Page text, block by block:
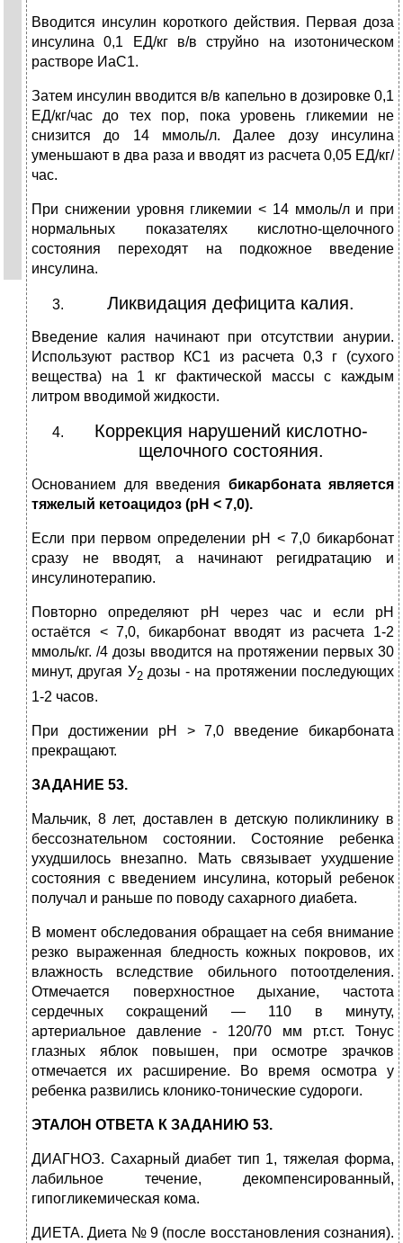
Вводится инсулин короткого действия. Первая доза
инсулина 0,1 ЕД/кг в/в струйно на изотоническом
растворе ИаС1.
Затем инсулин вводится в/в капельно в дозировке 0,1
ЕД/кг/час до тех пор, пока уровень гликемии не
снизится до 14 ммоль/л. Далее дозу инсулина
уменьшают в два раза и вводят из расчета 0,05 ЕД/кг/
час.
При снижении уровня гликемии < 14 ммоль/л и при
нормальных показателях кислотно-щелочного
состояния переходят на подкожное введение
инсулина.
Ликвидация дефицита калия.
Введение калия начинают при отсутствии анурии.
Используют раствор КС1 из расчета 0,3 г (сухого
вещества) на 1 кг фактической массы с каждым
литром вводимой жидкости.
Коррекция нарушений кислотно-
щелочного состояния.
Основанием для введения бикарбоната является
тяжелый кетоацидоз (рН < 7,0).
Если при первом определении рН < 7,0 бикарбонат
сразу не вводят, а начинают регидратацию и
инсулинотерапию.
Повторно определяют рН через час и если рН
остаётся < 7,0, бикарбонат вводят из расчета 1-2
ммоль/кг. /4 дозы вводится на протяжении первых 30
минут, другая У2 дозы - на протяжении последующих
1-2 часов.
При достижении рН > 7,0 введение бикарбоната
прекращают.
ЗАДАНИЕ 53.
Мальчик, 8 лет, доставлен в детскую поликлинику в
бессознательном состоянии. Состояние ребенка
ухудшилось внезапно. Мать связывает ухудшение
состояния с введением инсулина, который ребенок
получал и раньше по поводу сахарного диабета.
В момент обследования обращает на себя внимание
резко выраженная бледность кожных покровов, их
влажность вследствие обильного потоотделения.
Отмечается поверхностное дыхание, частота
сердечных сокращений — 110 в минуту,
артериальное давление - 120/70 мм рт.ст. Тонус
глазных яблок повышен, при осмотре зрачков
отмечается их расширение. Во время осмотра у
ребенка развились клонико-тонические судороги.
ЭТАЛОН ОТВЕТА К ЗАДАНИЮ 53.
ДИАГНОЗ. Сахарный диабет тип 1, тяжелая форма,
лабильное течение, декомпенсированный,
гипогликемическая кома.
ДИЕТА. Диета № 9 (после восстановления сознания).